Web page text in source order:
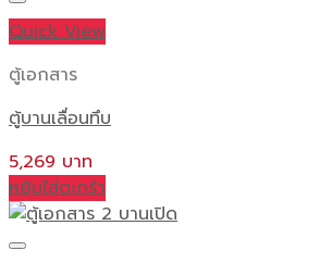
Quick View
ตู้เอกสาร
ตู้บานเลื่อนทึบ
5,269
หยิบใส่ตะกร้า